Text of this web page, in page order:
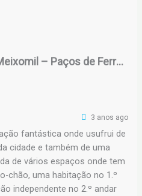
Moradia independente Meixomil – Paços de Ferreira
3 anos ago
fantástica onde usufrui de
cidade e também de uma
de vários espaços onde tem
chão, uma habitação no 1.º
independente no 2.º andar